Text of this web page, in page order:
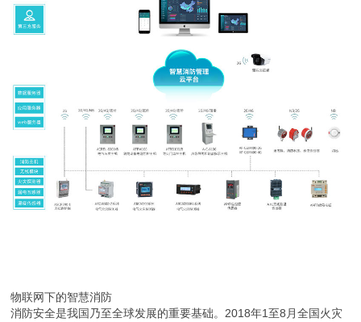
物联网下的智慧消防
消防安全是我国乃至全球发展的重要基础。2018年1至8月全国火灾